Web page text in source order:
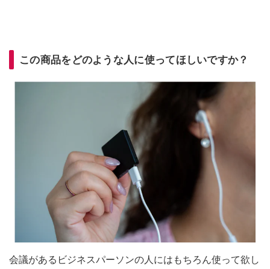
この商品をどのような人に使ってほしいですか？
会議があるビジネスパーソンの人にはもちろん使って欲し